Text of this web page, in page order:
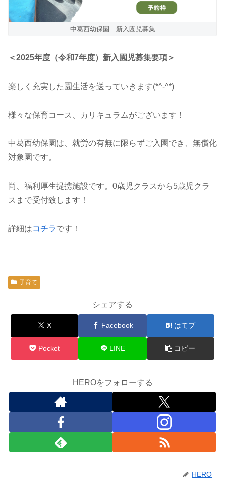
中葛西幼保園 新入園児募集
＜2025年度（令和7年度）新入園児募集要項＞
楽しく充実した園生活を送っていきます(*^-^*)
様々な保育コース、カリキュラムがございます！
中葛西幼保園は、就労の有無に限らずご入園でき、無償化
対象園です。
尚、福利厚生提携施設です。0歳児クラスから5歳児クラ
スまで受付致します！
詳細はコチラです！
子育て
シェアする
X Facebook はてブ
Pocket LINE コピー
HEROをフォローする
HERO